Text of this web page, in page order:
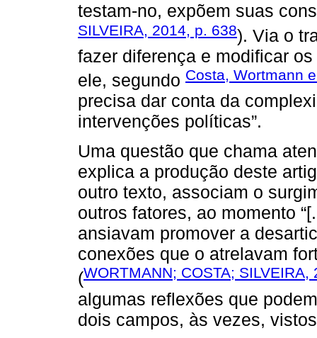
testam-no, expõem suas
SILVEIRA, 2014, p. 638). Via o
fazer diferença e modificar
ele, segundo Costa, Wortmann
precisa dar conta da
intervenções políticas”.
Uma questão que chama
explica a produção deste
outro texto, associam o
outros fatores, ao momento
ansiavam promover a
conexões que o atrelavam
(WORTMANN; COSTA; SILVEIRA,
algumas reflexões que
dois campos, às vezes,